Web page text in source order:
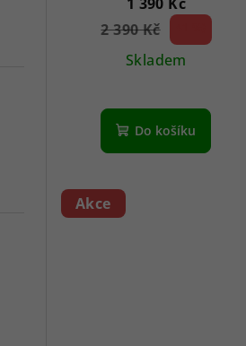
2 390 Kč
Skladem
Do košíku
Akce